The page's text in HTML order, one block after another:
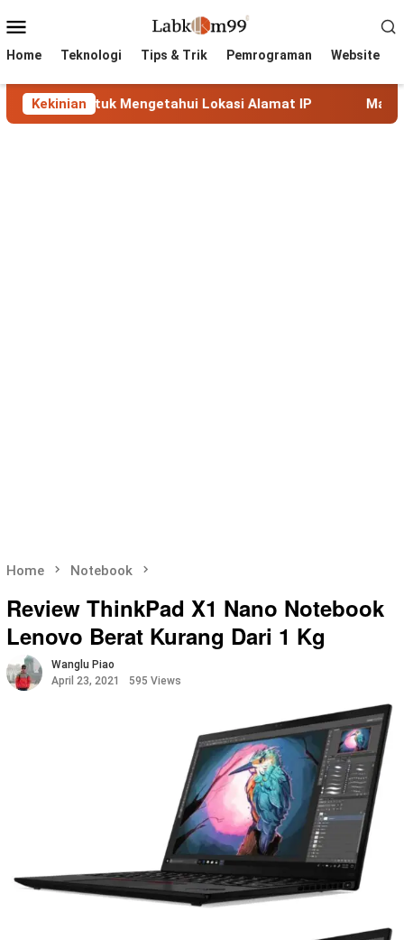
to
Menu
Home Teknologi Tips & Trik Pemrograman Website
Kekinian
Mengetahui Lokasi Alamat IP MaxMind GeoLite:
Home Notebook
Review ThinkPad X1 Nano Notebook
Lenovo Berat Kurang Dari 1 Kg
Wanglu Piao
April 23, 2021
595 Views